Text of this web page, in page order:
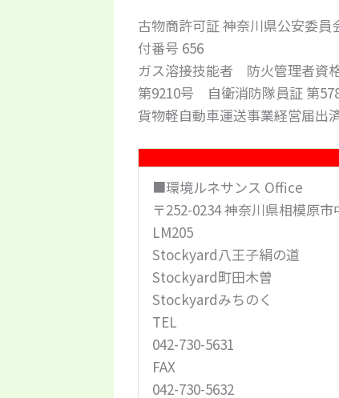
古物商許可証 神奈川県公安委
付番号 656
ガス溶接技能者 防火管理者資
第9210号 自衛消防隊員証 第
貨物軽自動車運送事業経営届出
■環境ルネサンス Office
〒252-0234 神奈川県相模原
LM205
Stockyard八王子絹の道
Stockyard町田木曽
Stockyardみちのく
TEL
042-730-5631
FAX
042-730-5632